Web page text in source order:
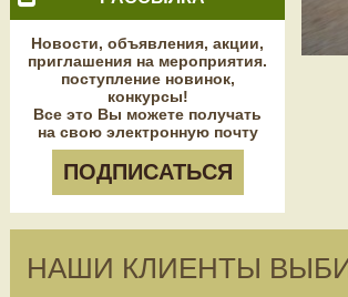
Новости, объявления, акции,
приглашения на мероприятия.
поступление новинок,
конкурсы!
Все это Вы можете получать
на свою электронную почту
ПОДПИСАТЬСЯ
НАШИ КЛИЕНТЫ